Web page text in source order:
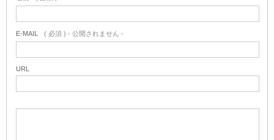
E-MAIL ( 必須 ) - 公開されません -
URL